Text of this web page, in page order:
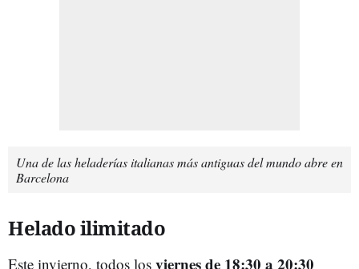
Una de las heladerías italianas más antiguas del mundo abre en
Barcelona
Helado ilimitado
Este invierno, todos los viernesde 18:30 a 20:30